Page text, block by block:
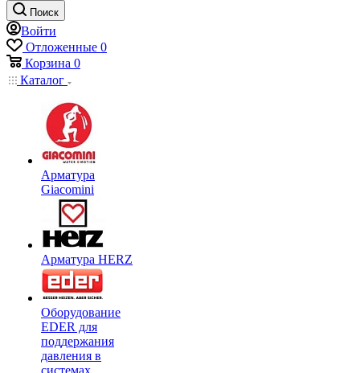
Поиск
Войти
Отложенные 0
Корзина 0
Каталог
Арматура
Giacomini
Арматура HERZ
Оборудование
EDER для
поддержания
давления в
системах